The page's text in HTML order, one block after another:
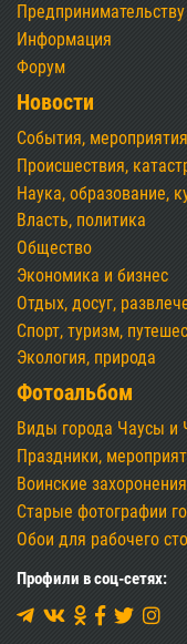
Информация
Форум
Новости
События, мероприятия
Происшествия,
Наука, образование,
Власть, политика
Общество
Экономика и бизнес
Отдых, досуг,
Спорт, туризм,
Экология, природа
Фотоальбом
Виды города Чаусы и
Праздники,
Воинские
Старые фотографии
Обои для рабочего
Профили в соц-сетях: